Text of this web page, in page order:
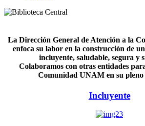
La Dirección General de Atención a la
enfoca su labor en la construcción de
incluyente, saludable, segura y
Colaboramos con otras entidades
Comunidad UNAM en su
Incluyente